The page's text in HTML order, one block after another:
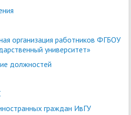
организация работников ФГБОУ
университет»
должностей
граждан ИвГУ